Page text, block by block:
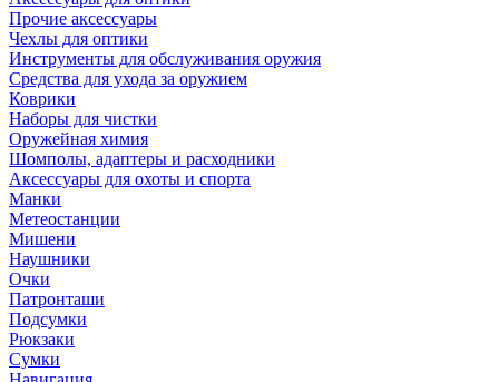
Прочие аксессуары
Чехлы для оптики
Инструменты для обслуживания оружия
Средства для ухода за оружием
Коврики
Наборы для чистки
Оружейная химия
Шомполы, адаптеры и расходники
Аксессуары для охоты и спорта
Манки
Метеостанции
Мишени
Наушники
Очки
Патронташи
Подсумки
Рюкзаки
Сумки